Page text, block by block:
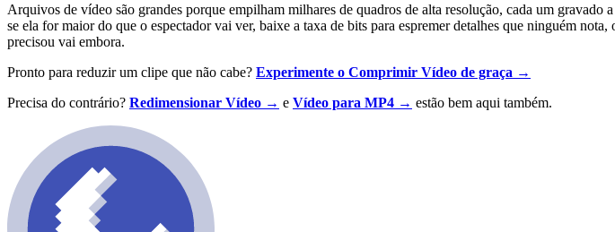
Arquivos de vídeo são grandes porque empilham milhares de quadros de alta resolução, cada um
se ela for maior do que o espectador vai ver, baixe a taxa de bits para espremer detalhes que ninguém
precisou vai embora.
Pronto para reduzir um clipe que não cabe? Experimente o Comprimir Vídeo de graça →
Precisa do contrário? Redimensionar Vídeo → e Vídeo para MP4 → estão bem aqui também.